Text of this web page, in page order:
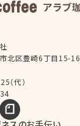
北区豊崎6丁目15-16
（代）